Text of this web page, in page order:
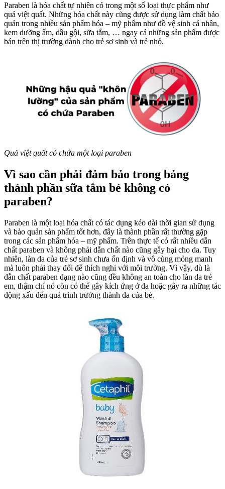
Paraben là hóa chất tự nhiên có trong một số loại thực phẩm như
quả việt quất. Những hóa chất này cũng được sử dụng làm chất bảo
quản trong nhiều sản phẩm hóa – mỹ phẩm như đồ vệ sinh cá nhân,
kem dưỡng ẩm, dầu gội, sữa tắm, … ngay cả những sản phẩm được
bán trên thị trường dành cho trẻ sơ sinh và trẻ nhỏ.
Quả việt quất có chứa một loại paraben
Vì sao cần phải đảm bảo trong bảng
thành phần sữa tắm bé không có
paraben?
Paraben là một loại hóa chất có tác dụng kéo dài thời gian sử dụng
và bảo quản sản phẩm tốt hơn, đây là thành phần rất thường gặp
trong các sản phẩm hóa – mỹ phẩm. Trên thực tế có rất nhiều dẫn
chất paraben và không phải dẫn chất nào cũng gây hại cho da. Tuy
nhiên, làn da của trẻ sơ sinh chưa ổn định và vô cùng mỏng manh
mà luôn phải thay đổi để thích nghi với môi trường. Vì vậy, dù là
dẫn chất paraben dạng nào cũng đều không an toàn cho làn da trẻ
em, thậm chí nó còn có thể gây kích ứng ở da hoặc gây ra những tác
động xấu đến quá trình trưởng thành da của bé.